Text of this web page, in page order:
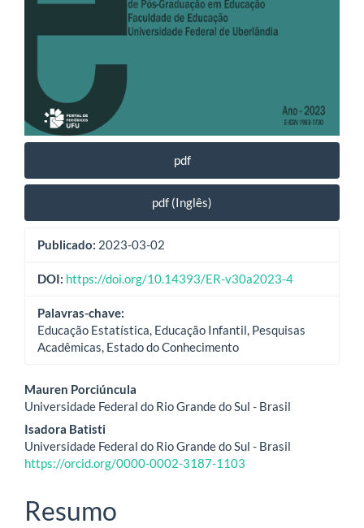
pdf
pdf (Inglês)
Publicado: 2023-03-02
DOI: https://doi.org/10.14393/ER-v30a2023-4
Palavras-chave:
Educação Estatística, Educação Infantil, Pesquisas
Acadêmicas, Estado do Conhecimento
Conteúdo
do
artigo
principal
Mauren Porciúncula
Universidade Federal do Rio Grande do Sul - Brasil
Isadora Batisti
Universidade Federal do Rio Grande do Sul - Brasil
https://orcid.org/0000-0002-3187-1103
Resumo